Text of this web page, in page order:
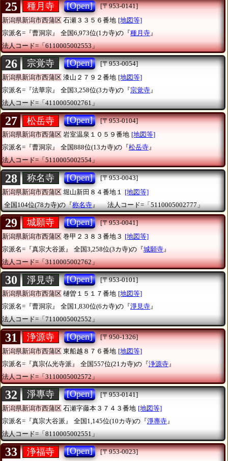
25 種月寺 [Open]
[〒953-0141]
新潟県新潟市西蒲区 石瀬３３５６番地 [地図等]
宗派名=『曹洞宗』
全国6,973位(1カ寺)の『種月寺 』
法人コード=「6110005002553」
26 宗覚寺 [Open]
[〒953-0054]
新潟県新潟市西蒲区 漆山２７９２番地 [地図等]
宗派名=『法華宗』
全国3,258位(3カ寺)の『宗覚寺 』
法人コード=「4110005002761」
27 松岳寺 [Open]
[〒953-0104]
新潟県新潟市西蒲区 岩室温泉１０５９番地 [地図等]
宗派名=『曹洞宗』
全国888位(13カ寺)の『松岳寺』
法人コード=「5110005002554」
28 称名寺 [Open]
[〒953-0043]
新潟県新潟市西蒲区 堀山新田８４番地１
[地図等]
全国104位(78カ寺)の『称名寺』 法人コード=「5110005002777」
29 城願寺 [Open]
[〒953-0041]
新潟県新潟市西蒲区 巻甲２３８３番地３ [地図等]
宗派名=『真宗大谷派』
全国3,258位(3カ寺)の『城願寺 』
法人コード=「3110005002762」
30 淨見寺 [Open]
[〒953-0101]
新潟県新潟市西蒲区 樋曽１５１７番地 [地図等]
宗派名=『曹洞宗』
全国1,830位(6カ寺)の『淨見寺』
法人コード=「7110005002552」
31 浄源寺 [Open]
[〒950-1326]
新潟県新潟市西蒲区 東船越８７６番地 [地図等]
宗派名=『真宗仏光寺派』
全国557位(21カ寺)の『浄源寺 』
法人コード=「3110005002572」
32 淨專寺 [Open]
[〒953-0141]
新潟県新潟市西蒲区 石瀬字藤本３７４３番地 [地図等]
宗派名=『真宗大谷派』
全国1,145位(10カ寺)の『淨專寺 』
法人コード=「8110005002551」
33 浄福寺 [Open]
[〒953-0023]